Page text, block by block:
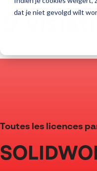
dat je niet gevolgd wilt
Toutes les licences